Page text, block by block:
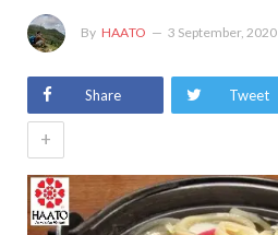
By HAATO 3 September, 2020
Share Tweet
+